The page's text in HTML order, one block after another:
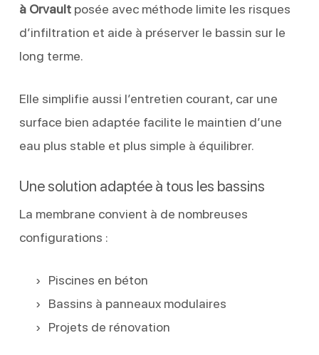
à Orvaultposée avec méthode limite les risques
d’infiltration et aide à préserver le bassin sur le
long terme.
Elle simplifie aussi l’entretien courant, car une
surface bien adaptée facilite le maintien d’une
eau plus stable et plus simple à équilibrer.
Une solution adaptée à tous les bassins
La membrane convient à de nombreuses
configurations :
Piscines en béton
Bassins à panneaux modulaires
Projets de rénovation